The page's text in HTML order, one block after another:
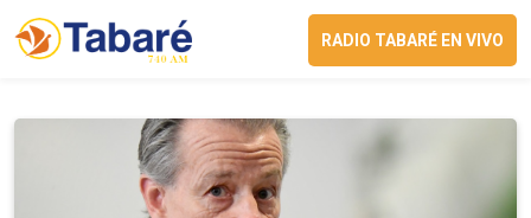
RADIO TABARÉ EN VIVO